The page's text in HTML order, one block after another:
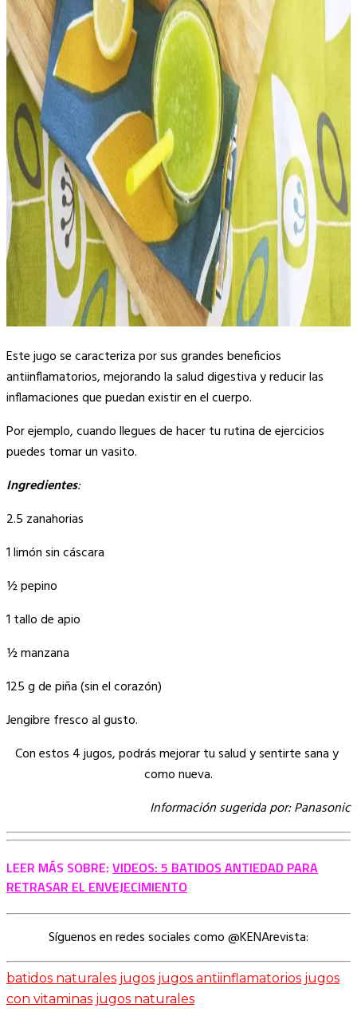
Este jugo se caracteriza por sus grandes beneficios
antiinflamatorios, mejorando la salud digestiva y reducir las
inflamaciones que puedan existir en el cuerpo.
Por ejemplo, cuando llegues de hacer tu rutina de ejercicios
puedes tomar un vasito.
Ingredientes:
2.5 zanahorias
1 limón sin cáscara
½ pepino
1 tallo de apio
½ manzana
125 g de piña (sin el corazón)
Jengibre fresco al gusto.
Con estos 4 jugos, podrás mejorar tu salud y sentirte sana y
como nueva.
Informaciónsugerida por: Panasonic
LEER MÁS SOBRE: VIDEOS: 5 BATIDOS ANTIEDAD PARA
RETRASAR EL ENVEJECIMIENTO
Síguenos en redes sociales como @KENArevista:
batidos naturales jugos jugos antiinflamatorios jugos
con vitaminas jugos naturales